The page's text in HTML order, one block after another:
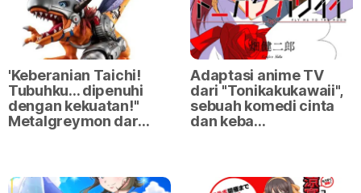
'Keberanian Taichi!
Tubuhku... dipenuhi
dengan kekuatan!"
Metalgreymon dar…
Adaptasi anime TV
dari "Tonikakukawaii",
sebuah komedi cinta
dan keba…